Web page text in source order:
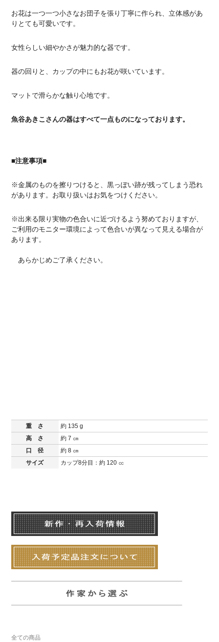
お花は一つ一つ小さなお団子を張り丁寧に作られ、立体感があ
りとても可愛いです。
女性らしい細やかさが魅力的な器です。
器の回りと、カップの中にもお花が咲いています。
マットで滑らかな触り心地です。
魚谷あきこさんの器はすべて一点ものになっております。
■注意事項■
※金属のものを擦りつけると、黒っぽい跡が残ってしまう恐れ
があります。お取り扱いはお気をつけください。
※出来る限り実物の色合いに近づけるよう努めておりますが、
ご利用のモニター環境によって色合いが異なって見える場合が
あります。
あらかじめご了承ください。
重 さ
約 135 g
高 さ
約 7 ㎝
口 径
約 8 ㎝
サイズ
カップ8分目：約 120 ㏄
全ての商品